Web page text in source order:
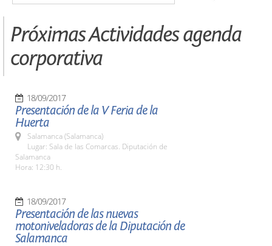
Próximas Actividades agenda
corporativa
18/09/2017
Presentación de la V Feria de la
Huerta
Salamanca (Salamanca)
Lugar: Sala de las Comarcas. Diputación de
Salamanca
Hora: 12:30 h.
18/09/2017
Presentación de las nuevas
motoniveladoras de la Diputación de
Salamanca